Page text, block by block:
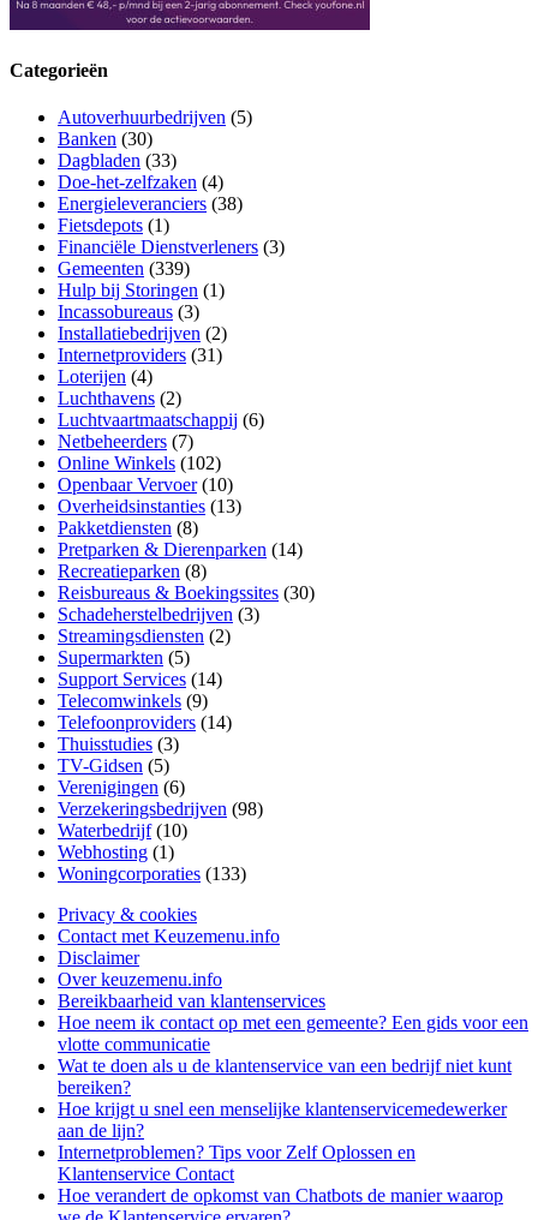
Categorieën
Autoverhuurbedrijven (5)
Banken (30)
Dagbladen (33)
Doe-het-zelfzaken (4)
Energieleveranciers (38)
Fietsdepots (1)
Financiële Dienstverleners (3)
Gemeenten (339)
Hulp bij Storingen (1)
Incassobureaus (3)
Installatiebedrijven (2)
Internetproviders (31)
Loterijen (4)
Luchthavens (2)
Luchtvaartmaatschappij (6)
Netbeheerders (7)
Online Winkels (102)
Openbaar Vervoer(10)
Overheidsinstanties (13)
Pakketdiensten (8)
Pretparken & Dierenparken (14)
Recreatieparken (8)
Reisbureaus & Boekingssites (30)
Schadeherstelbedrijven (3)
Streamingsdiensten (2)
Supermarkten (5)
Support Services (14)
Telecomwinkels (9)
Telefoonproviders (14)
Thuisstudies (3)
TV-Gidsen (5)
Verenigingen (6)
Verzekeringsbedrijven (98)
Waterbedrijf(10)
Webhosting (1)
Woningcorporaties (133)
Privacy & cookies
Contact met Keuzemenu.info
Disclaimer
Over keuzemenu.info
Bereikbaarheid van klantenservices
Hoe neem ik contact op met een gemeente? Een gids voor een
vlotte communicatie
Wat te doen als u de klantenservice van een bedrijf niet kunt
bereiken?
Hoe krijgt u snel een menselijke klantenservicemedewerker
aan de lijn?
Internetproblemen? Tips voor Zelf Oplossen en
Klantenservice Contact
Hoe verandert de opkomst van Chatbots de manier waarop